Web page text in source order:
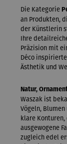
Die Kategorie
an Produkten,
der Künstlerin
Ihre
Präzision mit
Déco
Ästhetik und
Natur,
Waszak ist
Vögeln,
klare
ausgewogene
zugleich edel